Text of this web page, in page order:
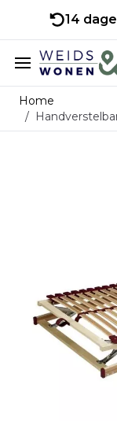
14
Ga naar de inhoud
Home
/